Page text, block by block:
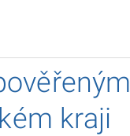
kraji